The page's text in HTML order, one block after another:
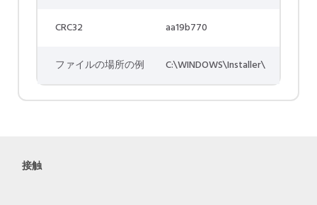
CRC32 aa19b770
ファイルの場所の例 C:\WINDOWS\Installer\
接触